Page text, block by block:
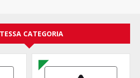
CATEGORIA